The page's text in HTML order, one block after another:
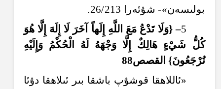
بولىسەن»- شۇئەرا 26/213.
5– {ول ا تدع مع اللَّهِ إِلَها خر لا إِلَهَ ل اهُو
كل شيْءٍ هَالك لا وجْهَهُ لَهُ الحكم و َإِليْهِ
ترجعون} القصص88
«ئاللاھقا قوشۇپ باشقا بىر ئىلاھقا دۇئا